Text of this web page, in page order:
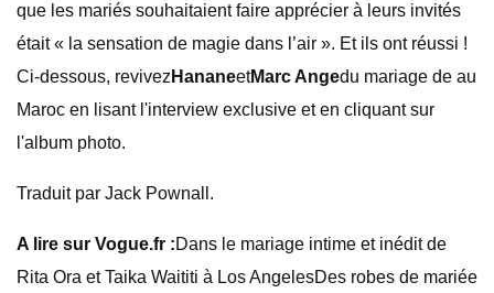
que les mariés souhaitaient faire apprécier à leurs invités
était « la sensation de magie dans l’air ». Et ils ont réussi !
Ci-dessous, revivez HananeetMarc Angedu mariage de au
Maroc en lisant l'interview exclusive et en cliquant sur
l'album photo.
Traduit par Jack Pownall.
A lire sur Vogue.fr :Dans le mariage intime et inédit de
Rita Ora et Taika Waititi à Los AngelesDes robes de mariée